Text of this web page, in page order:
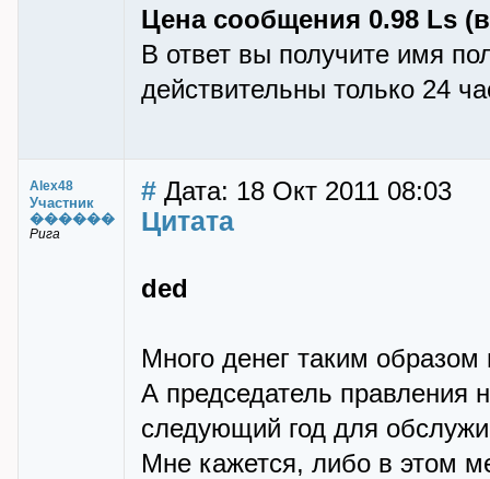
Цена сообщения 0.98 Ls
В ответ вы получите имя
действительны только 24
Alex48
Участник
������
Рига
# Дата: 18 Окт 2011 08:03
Цитата
ded
Много денег таким
А председатель правления
следующий год для
Мне кажется, либо в этом